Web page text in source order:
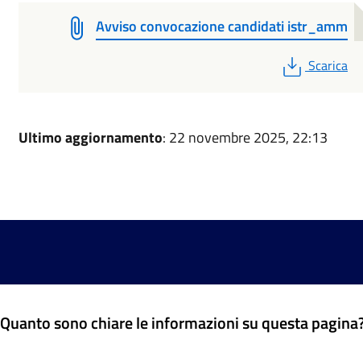
Avviso convocazione candidati istr_amm
PDF
Scarica
Ultimo aggiornamento: 22 novembre 2025, 22:13
Quanto sono chiare le informazioni su questa